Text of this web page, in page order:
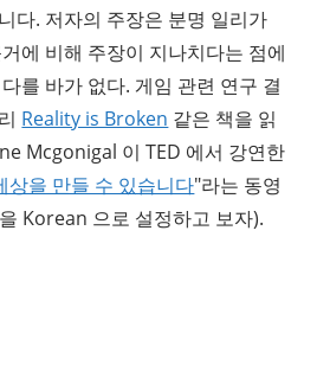
다. 저자의 주장은 분명 일리가
에 비해 주장이 지나치다는 점에
를 바가 없다. 게임 관련 연구 결
Reality is Broken 같은 책을 읽
Mcgonigal 이 TED 에서 강연한
상을 만들 수 있습니다"라는 동영
Korean 으로 설정하고 보자).